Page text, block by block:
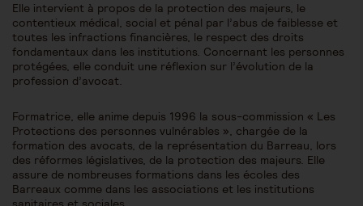
Elle intervient à propos de la protection des majeurs, le
contentieux médical, social et pénal par l’abus de faiblesse et
toutes les infractions financières, le respect des droits
fondamentaux dans les institutions. Concernant les personnes
protégées, elle conduit une réflexion sur l’évolution de la
profession d’avocat.
Formatrice, elle anime depuis 1996 la sous-commission « Les
Protections des personnes vulnérables », chargée de la
formation des avocats, de la représentation du Barreau, lors
des réformes législatives, de la protection des majeurs. Elle
assure de nombreuses formations dans les écoles des
Barreaux comme dans les associations et les institutions